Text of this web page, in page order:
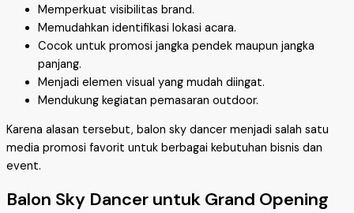
Memperkuat visibilitas brand.
Memudahkan identifikasi lokasi acara.
Cocok untuk promosi jangka pendek maupun jangka
panjang.
Menjadi elemen visual yang mudah diingat.
Mendukung kegiatan pemasaran outdoor.
Karena alasan tersebut, balon sky dancer menjadi salah satu
media promosi favorit untuk berbagai kebutuhan bisnis dan
event.
Balon Sky Dancer untuk Grand Opening